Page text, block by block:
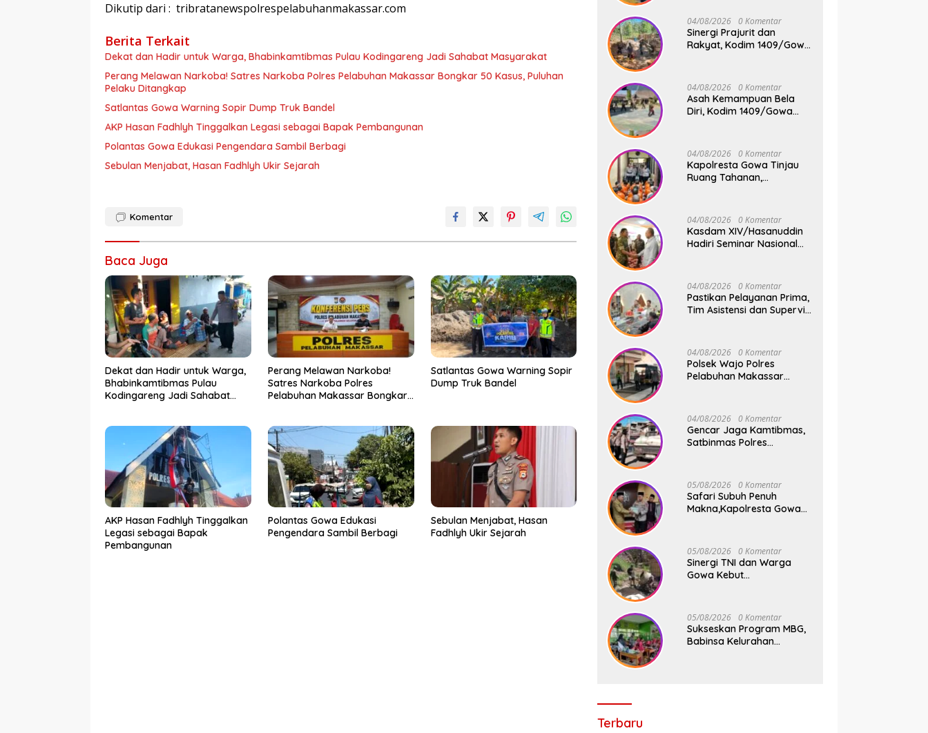
Dikutip dari : tribratanewspolrespelabuhanmakassar.com
Berita Terkait
Dekat dan Hadir untuk Warga, Bhabinkamtibmas Pulau Kodingareng Jadi Sahabat Masyarakat
Perang Melawan Narkoba! Satres Narkoba Polres Pelabuhan Makassar Bongkar 50 Kasus, Puluhan
Pelaku Ditangkap
Satlantas Gowa Warning Sopir Dump Truk Bandel
AKP Hasan Fadhlyh Tinggalkan Legasi sebagai Bapak Pembangunan
Polantas Gowa Edukasi Pengendara Sambil Berbagi
Sebulan Menjabat, Hasan Fadhlyh Ukir Sejarah
Komentar
Baca Juga
Dekat dan Hadir untuk Warga,
Bhabinkamtibmas Pulau
Kodingareng Jadi Sahabat
Perang Melawan Narkoba!
Satres Narkoba Polres
Pelabuhan Makassar Bongkar
Satlantas Gowa Warning Sopir
Dump Truk Bandel
AKP Hasan Fadhlyh Tinggalkan
Legasi sebagai Bapak
Pembangunan
Polantas Gowa Edukasi
Pengendara Sambil Berbagi
Sebulan Menjabat, Hasan
Fadhlyh Ukir Sejarah
Tetebatu Pantau
Penyaluran Makan Bergizi
Gratis di SD Inpres
Biringkaloro
04/08/2026 0 Komentar
Sinergi Prajurit dan
Rakyat, Kodim 1409/Gowa
V di Dua Lokasi Vital
04/08/2026 0 Komentar
Asah Kemampuan Bela
Diri, Kodim 1409/Gowa
Profesionalisme Prajurit
04/08/2026 0 Komentar
Kapolresta Gowa Tinjau
Ruang Tahanan,
04/08/2026 0 Komentar
Kasdam XIV/Hasanuddin
Hadiri Seminar Nasional
Desa
04/08/2026 0 Komentar
Pastikan Pelayanan Prima,
Tim Asistensi dan Supervisi
Samapta dan Command
Center Polresta Gowa
04/08/2026 0 Komentar
Polsek Wajo Polres
Pelabuhan Makassar
Rawan Cegah Kejahatan
04/08/2026 0 Komentar
Gencar Jaga Kamtibmas,
Satbinmas Polres
Pelabuhan Paotere
05/08/2026 0 Komentar
Safari Subuh Penuh
Makna,Kapolresta Gowa
05/08/2026 0 Komentar
Sinergi TNI dan Warga
Gowa Kebut
Strategis
05/08/2026 0 Komentar
Sukseskan Program MBG,
Babinsa Kelurahan
Terbaru